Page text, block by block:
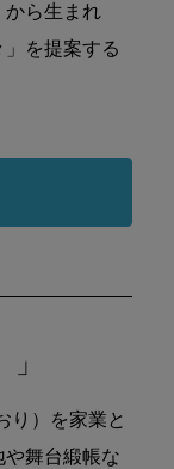
から生まれ
を提案する
り）を家業と
や舞台緞帳な